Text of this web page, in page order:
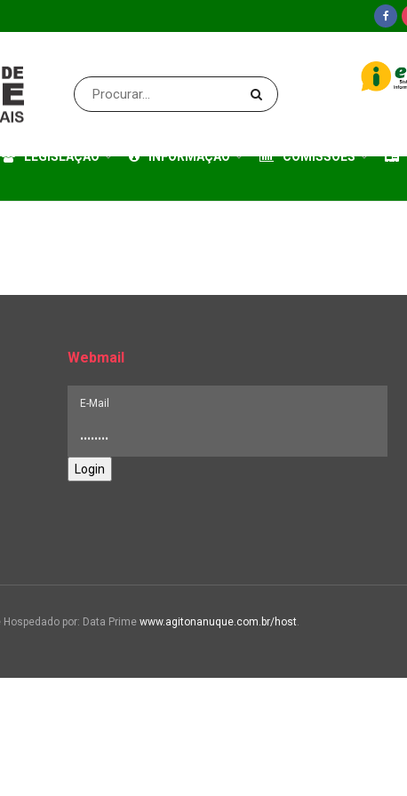
LEGISLAÇÃO INFORMAÇÃO COMISSÕES
Webmail
Login
por: Data Prime www.agitonanuque.com.br/host.